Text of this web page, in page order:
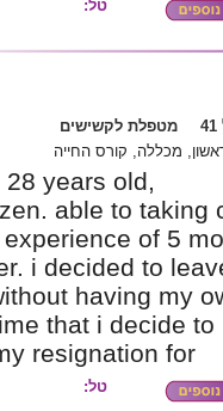
טל:
מטפלת לקשישים
מכללה, קורס החייה
years old,
able to taking
of 5
i decided to
having my
that i decide to
resignation for
טל: